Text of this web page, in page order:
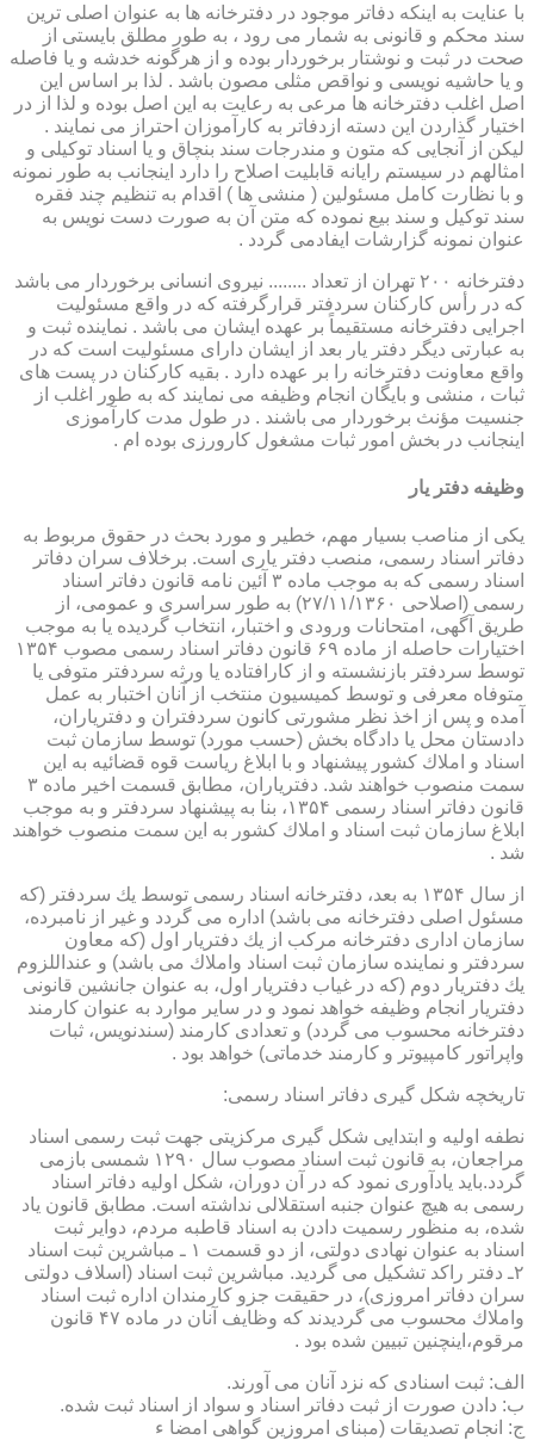
با عنایت به اینکه دفاتر موجود در دفترخانه ها به عنوان اصلی ترین
سند محکم و قانونی به شمار می رود ، به طور مطلق بایستی از
صحت در ثبت و نوشتار برخوردار بوده و از هرگونه خدشه و یا فاصله
و یا حاشیه نویسی و نواقص مثلی مصون باشد . لذا بر اساس این
اصل اغلب دفترخانه ها مرعی به رعایت به این اصل بوده و لذا از در
اختیار گذاردن این دسته ازدفاتر به کارآموزان احتراز می نمایند .
لیکن از آنجایی که متون و مندرجات سند بنچاق و یا اسناد توکیلی و
امثالهم در سیستم رایانه قابلیت اصلاح را دارد اینجانب به طور نمونه
و با نظارت کامل مسئولین ( منشی ها ) اقدام به تنظیم چند فقره
سند توکیل و سند بیع نموده که متن آن به صورت دست نویس به
عنوان نمونه گزارشات ایفادمی گردد .
دفترخانه ۲۰۰ تهران از تعداد ........ نیروی انسانی برخوردار می باشد
که در رأس کارکنان سردفتر قرارگرفته که در واقع مسئولیت
اجرایی دفترخانه مستقیماً بر عهده ایشان می باشد . نماینده ثبت و
به عبارتی دیگر دفتر یار بعد از ایشان دارای مسئولیت است که در
واقع معاونت دفترخانه را بر عهده دارد . بقیه کارکنان در پست های
ثبات ، منشی و بایگان انجام وظیفه می نمایند که به طور اغلب از
جنسیت مؤنث برخوردار می باشند . در طول مدت کارآموزی
اینجانب در بخش امور ثبات مشغول کارورزی بوده ام .
وظیفه دفتر یار
یكی از مناصب بسیار مهم، خطیر و مورد بحث در حقوق مربوط به
دفاتر اسناد رسمی، منصب دفتر یاری است. برخلاف سران دفاتر
اسناد رسمی كه به موجب ماده ۳ آئین نامه قانون دفاتر اسناد
رسمی (اصلاحی ۲۷/۱۱/۱۳۶۰) به طور سراسری و عمومی، از
طریق آگهی، امتحانات ورودی و اختبار، انتخاب گردیده یا به موجب
اختیارات حاصله از ماده ۶۹ قانون دفاتر اسناد رسمی مصوب ۱۳۵۴
توسط سردفتر بازنشسته و از كارافتاده یا ورثه سردفتر متوفی یا
متوفاه معرفی و توسط كمیسیون منتخب از آنان اختبار به عمل
آمده و پس از اخذ نظر مشورتی كانون سردفتران و دفتریاران،
دادستان محل یا دادگاه بخش (حسب مورد) توسط سازمان ثبت
اسناد و املاك كشور پیشنهاد و با ابلاغ ریاست قوه قضائیه به این
سمت منصوب خواهند شد. دفتریاران، مطابق قسمت اخیر ماده ۳
قانون دفاتر اسناد رسمی ۱۳۵۴، بنا به پیشنهاد سردفتر و به موجب
ابلاغ سازمان ثبت اسناد و املاك كشور به این سمت منصوب خواهند
شد .
از سال ۱۳۵۴ به بعد، دفترخانه اسناد رسمی توسط یك سردفتر (كه
مسئول اصلی دفترخانه می باشد) اداره می گردد و غیر از نامبرده،
سازمان اداری دفترخانه مركب از یك دفتریار اول (كه معاون
سردفتر و نماینده سازمان ثبت اسناد واملاك می باشد) و عنداللزوم
یك دفتریار دوم (كه در غیاب دفتریار اول، به عنوان جانشین قانونی
دفتریار انجام وظیفه خواهد نمود و در سایر موارد به عنوان كارمند
دفترخانه محسوب می گردد) و تعدادی كارمند (سندنویس، ثبات
واپراتور كامپیوتر و كارمند خدماتی) خواهد بود .
تاریخچه شكل گیری دفاتر اسناد رسمی:
نطفه اولیه و ابتدایی شكل گیری مركزیتی جهت ثبت رسمی اسناد
مراجعان، به قانون ثبت اسناد مصوب سال ۱۲۹۰ شمسی بازمی
گردد.باید یادآوری نمود كه در آن دوران، شكل اولیه دفاتر اسناد
رسمی به هیچ عنوان جنبه استقلالی نداشته است. مطابق قانون یاد
شده، به منظور رسمیت دادن به اسناد قاطبه مردم، دوایر ثبت
اسناد به عنوان نهادی دولتی، از دو قسمت ۱ ـ مباشرین ثبت اسناد
۲ـ دفتر راكد تشكیل می گردید. مباشرین ثبت اسناد (اسلاف دولتی
سران دفاتر امروزی)، در حقیقت جزو كارمندان اداره ثبت اسناد
واملاك محسوب می گردیدند كه وظایف آنان در ماده ۴۷ قانون
مرقوم،اینچنین تبیین شده بود .
الف: ثبت اسنادی كه نزد آنان می آورند.
ب: دادن صورت از ثبت دفاتر اسناد و سواد از اسناد ثبت شده.
ج: انجام تصدیقات (مبنای امروزین گواهی امضا ء